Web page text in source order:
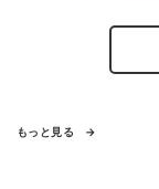
もっと見る